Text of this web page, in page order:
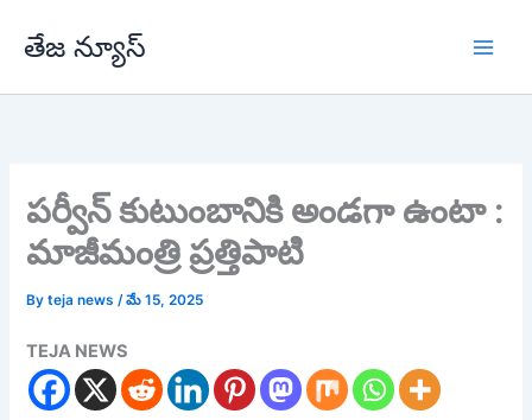
తేజ న్యూస్
పర్వీన్ కుటుంబానికి అండగా ఉంటా :
మాజీమంత్రి ప్రత్తిపాటి
Byteja news/మే 15, 2025
TEJA NEWS